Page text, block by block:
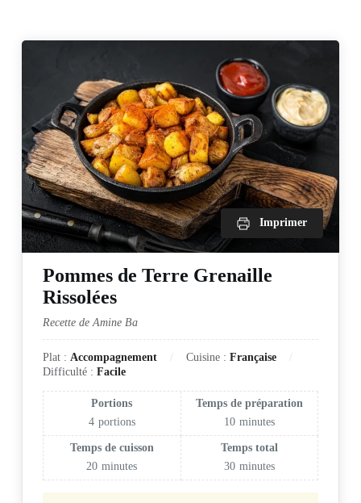
Imprimer
Pommes de Terre Grenaille
Rissolées
Recette de Amine Ba
Plat : Accompagnement Cuisine : Française
Difficulté : Facile
Portions
4 portions
Temps de préparation
10 minutes
Temps de cuisson
20 minutes
Temps total
30 minutes